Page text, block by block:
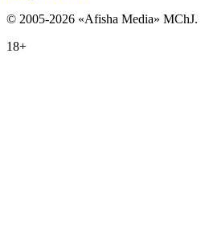
© 2005-2026 «Afisha Media» MChJ.
18+